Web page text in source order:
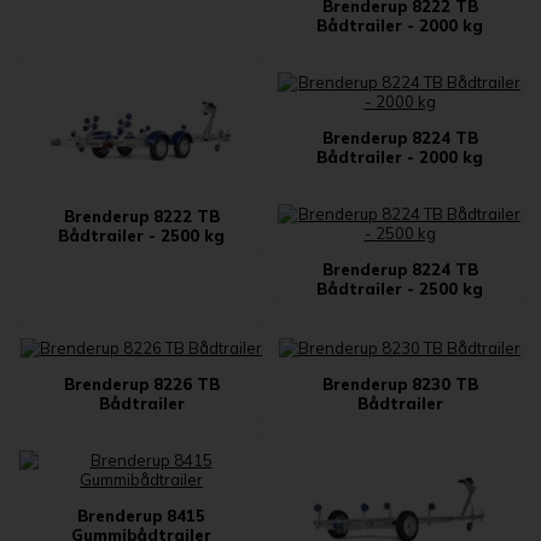
Brenderup 8222 TB
Bådtrailer - 2000 kg
Brenderup 8222 TB
Bådtrailer - 2500 kg
Brenderup 8224 TB
Bådtrailer - 2000 kg
Brenderup 8224 TB
Bådtrailer - 2500 kg
Brenderup 8226 TB
Bådtrailer
Brenderup 8230 TB
Bådtrailer
Brenderup 8415
Gummibådtrailer